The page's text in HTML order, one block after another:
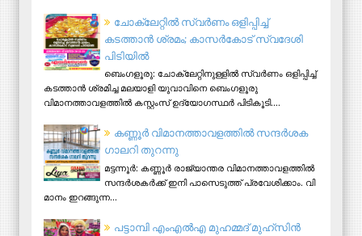
ചോക്ലേറ്റിൽ സ്വർണം ഒളിപ്പിച്ച്
കടത്താൻ ശ്രമം; കാസർകോട് സ്വദേശി
പിടിയില്‍
ബെംഗളൂരു: ചോക്ലേറ്റിനുള്ളിൽ സ്വർണം ഒളിപ്പിച്ച്
കടത്താൻ ശ്രമിച്ച മലയാളി യുവാവിനെ ബെംഗളൂരു
വിമാനത്താവളത്തിൽ കസ്റ്റംസ് ഉദ്യോഗസ്ഥർ പിടികൂടി....
ക​ണ്ണൂ​ർ വി​മാ​ന​ത്താ​വ​ള​ത്തി​ൽ സ​ന്ദ​ർ​ശ​ക
ഗാ​ല​റി തു​റ​ന്നു
മ​ട്ട​ന്നൂ​ർ: ക​ണ്ണൂ​ർ രാ​ജ്യാ​ന്ത​ര വി​മാ​ന​ത്താ​വ​ള​ത്തി​ൽ
സ​ന്ദ​ർ​ശ​ക​ർ​ക്ക് ഇ​നി പാ​സെ​ടു​ത്ത് പ്ര​വേ​ശി​ക്കാം. വി​
മാ​നം ഇ​റ​ങ്ങു​ന്ന...
പട്ടാമ്പി എംഎല്‍എ മുഹമ്മദ് മുഹ്‌സിന്‍